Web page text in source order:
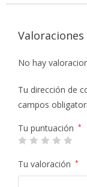
Valoraciones
No hay
Tu dirección de
campos
Tu puntuación *
Tu valoración *